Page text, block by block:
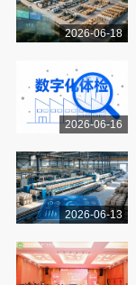
2026-06-18
2026-06-16
2026-06-13